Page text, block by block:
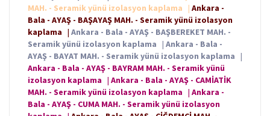
MAH. - Seramik yünü izolasyon kaplama
| Ankara -
Bala - AYAŞ - BAŞAYAŞ MAH. - Seramik yünü izolasyon
kaplama | Ankara - Bala - AYAŞ - BAŞBEREKET MAH. -
Seramik yünü izolasyon kaplama | Ankara - Bala -
AYAŞ - BAYAT MAH. - Seramik yünü izolasyon kaplama |
Ankara - Bala - AYAŞ - BAYRAM MAH. - Seramik yünü
izolasyon kaplama | Ankara - Bala - AYAŞ - CAMİATİK
MAH. - Seramik yünü izolasyon kaplama | Ankara -
Bala - AYAŞ - CUMA MAH. - Seramik yünü izolasyon